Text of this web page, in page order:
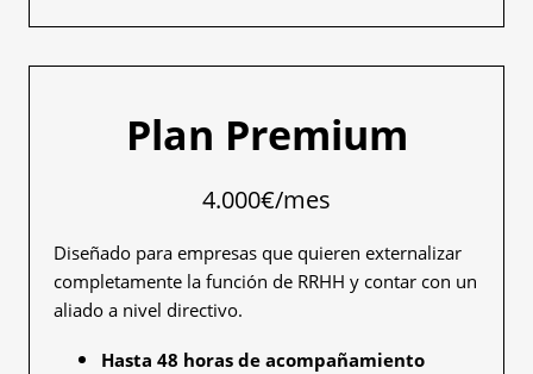
Plan Premium
4.000€/mes
Diseñado para empresas que quieren externalizar
completamente la función de RRHH y contar con un
aliado a nivel directivo.
Hasta 48 horas de acompañamiento